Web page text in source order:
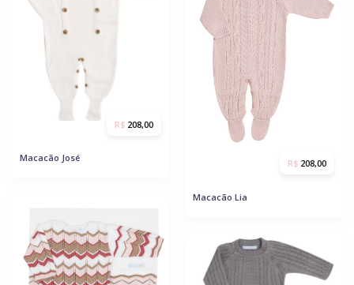
Macacão José
R$ 208,00
Macacão Lia
R$ 208,00